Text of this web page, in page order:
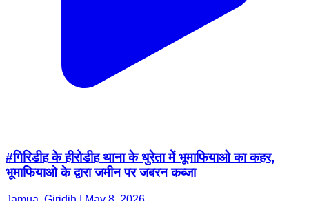
#गिरिडीह के हीरोडीह थाना के धुरेता में भूमाफियाओ का कहर,
भूमाफियाओ के द्वारा जमीन पर जबरन कब्जा